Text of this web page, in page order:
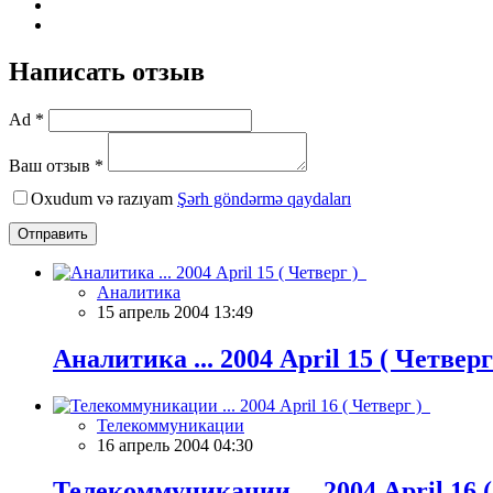
Написать отзыв
Ad *
Ваш отзыв *
Oxudum və razıyam Şərh göndərmə qaydaları
Отправить
Аналитика
15 апрель 2004 13:49
Аналитика ... 2004 April 15 (
Телекоммуникации
16 апрель 2004 04:30